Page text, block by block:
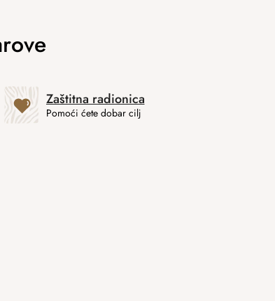
Zaštitna radionica
Pomoći ćete dobar cilj